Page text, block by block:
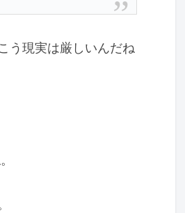
う現実は厳しいんだね